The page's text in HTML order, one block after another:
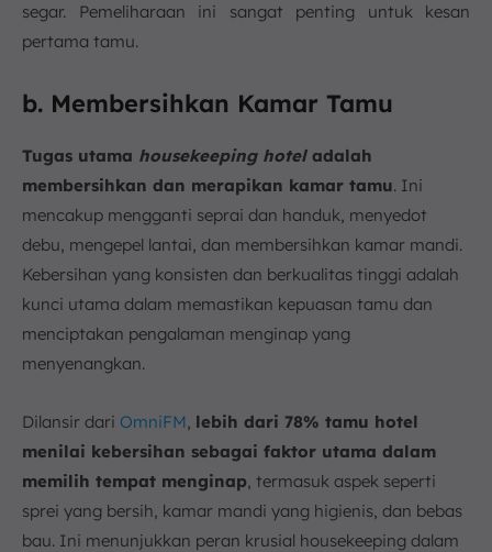
segar. Pemeliharaan ini sangat penting untuk kesan
pertama tamu.
b. Membersihkan Kamar Tamu
Tugas utama housekeeping hoteladalah
membersihkan dan merapikan kamar tamu. Ini
mencakup mengganti seprai dan handuk, menyedot
debu, mengepel lantai, dan membersihkan kamar mandi.
Kebersihan yang konsisten dan berkualitas tinggi adalah
kunci utama dalam memastikan kepuasan tamu dan
menciptakan pengalaman menginap yang
menyenangkan.
Dilansir dari OmniFM, lebih dari 78% tamu hotel
menilai kebersihan sebagai faktor utama dalam
memilih tempat menginap, termasuk aspek seperti
sprei yang bersih, kamar mandi yang higienis, dan bebas
bau. Ini menunjukkan peran krusial housekeeping dalam